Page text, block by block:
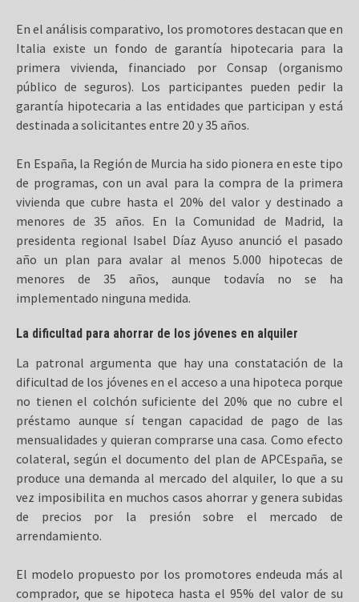
En el análisis comparativo, los promotores destacan que en
Italia existe un fondo de garantía hipotecaria para la
primera vivienda, financiado por Consap (organismo
público de seguros). Los participantes pueden pedir la
garantía hipotecaria a las entidades que participan y está
destinada a solicitantes entre 20 y 35 años.
En España, la Región de Murcia ha sido pionera en este tipo
de programas, con un aval para la compra de la primera
vivienda que cubre hasta el 20% del valor y destinado a
menores de 35 años. En la Comunidad de Madrid, la
presidenta regional Isabel Díaz Ayuso anunció el pasado
año un plan para avalar al menos 5.000 hipotecas de
menores de 35 años, aunque todavía no se ha
implementado ninguna medida.
La dificultad para ahorrar de los jóvenes en alquiler
La patronal argumenta que hay una constatación de la
dificultad de los jóvenes en el acceso a una hipoteca porque
no tienen el colchón suficiente del 20% que no cubre el
préstamo aunque sí tengan capacidad de pago de las
mensualidades y quieran comprarse una casa. Como efecto
colateral, según el documento del plan de APCEspaña, se
produce una demanda al mercado del alquiler, lo que a su
vez imposibilita en muchos casos ahorrar y genera subidas
de precios por la presión sobre el mercado de
arrendamiento.
El modelo propuesto por los promotores endeuda más al
comprador, que se hipoteca hasta el 95% del valor de su